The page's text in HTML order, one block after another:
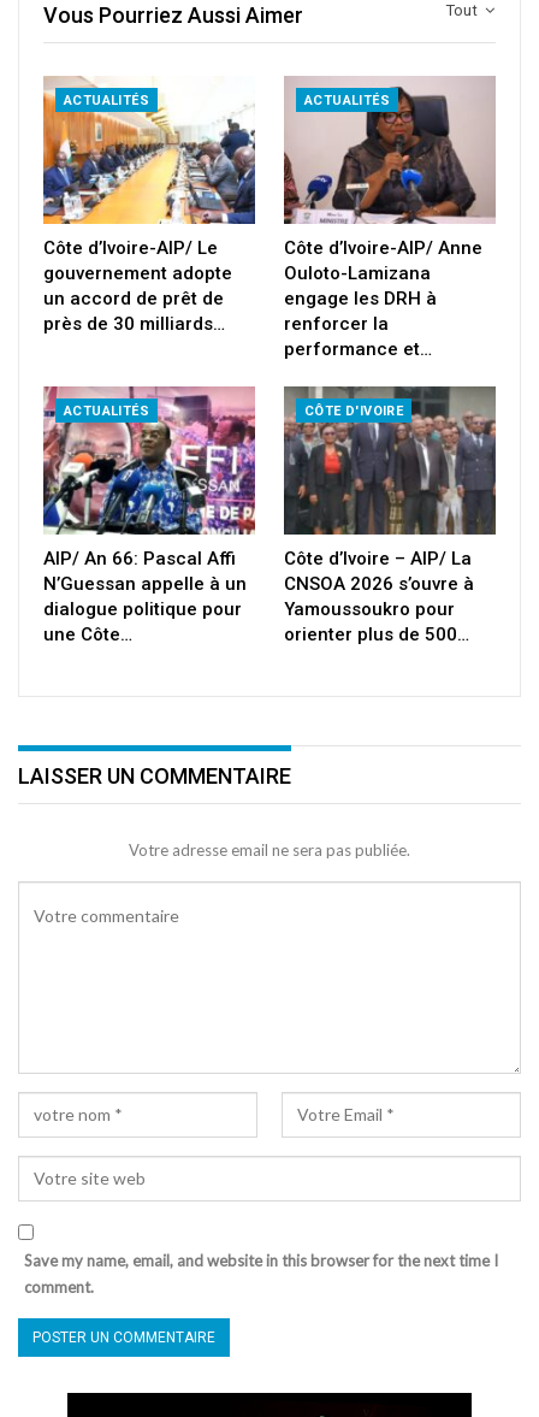
Tout
Vous Pourriez Aussi Aimer
ACTUALITÉS
Côte d’Ivoire-AIP/ Le
gouvernement adopte
un accord de prêt de
près de 30 milliards…
ACTUALITÉS
Côte d’Ivoire-AIP/ Anne
Ouloto-Lamizana
engage les DRH à
renforcer la
performance et…
ACTUALITÉS
AIP/ An 66: Pascal Affi
N’Guessan appelle à un
dialogue politique pour
une Côte…
CÔTE D'IVOIRE
Côte d’Ivoire – AIP/ La
CNSOA 2026 s’ouvre à
Yamoussoukro pour
orienter plus de 500…
LAISSER UN COMMENTAIRE
Votre adresse email ne sera pas publiée.
Save my name, email, and website in this browser for the next time I
comment.